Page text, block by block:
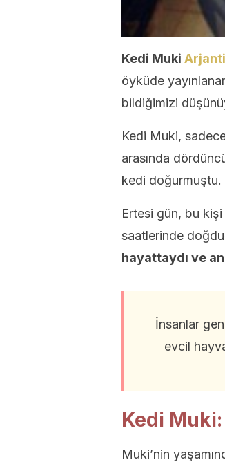
Kedi Muki
öyküde
bildiğimizi
Kedi Muki,
arasında
kedi doğurmuştu.
Ertesi gün, bu
saatlerinde
hayattaydı ve
İnsanlar
evcil
Kedi
Muki’nin